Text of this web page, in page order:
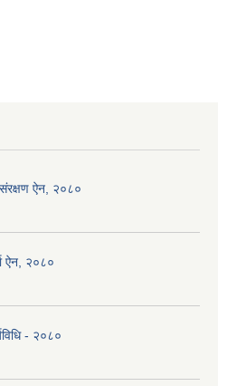
संरक्षण ऐन, २०८०
ऐन, २०८०
- २०८०